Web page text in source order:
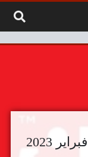
عروض رنين اليوم الاثنين 27 فبراير 2023